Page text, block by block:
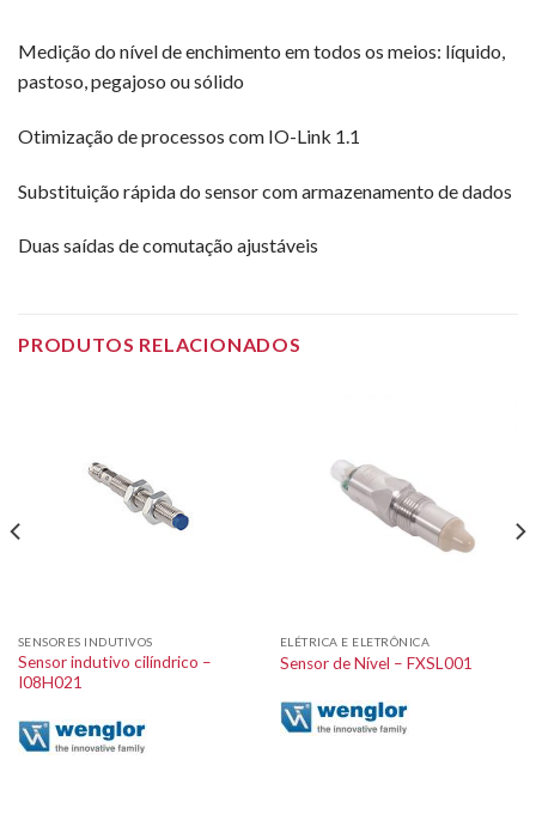
Medição do nível de enchimento em todos os meios: líquido,
pastoso, pegajoso ou sólido
Otimização de processos com IO-Link 1.1
Substituição rápida do sensor com armazenamento de dados
Duas saídas de comutação ajustáveis
PRODUTOS RELACIONADOS
SENSORES INDUTIVOS
Sensor indutivo cilíndrico –
I08H021
ELÉTRICA E ELETRÔNICA
Sensor de Nível – FXSL001